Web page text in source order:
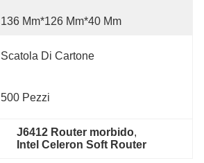
136 Mm*126 Mm*40 Mm
Scatola Di Cartone
500 Pezzi
J6412 Router morbido,
Intel Celeron Soft Router